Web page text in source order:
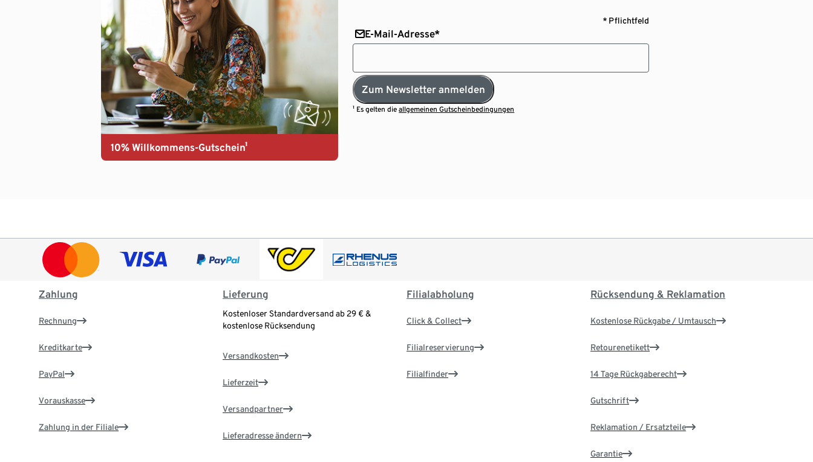
10% Willkommens-Gutschein¹
* Pflichtfeld
E-Mail-Adresse*
Zum Newsletter anmelden
¹ Es gelten dieallgemeinen Gutscheinbedingungen
Zahlung
Rechnung
Kreditkarte
PayPal
Vorauskasse
Zahlung in der Filiale
Lieferung
Kostenloser Standardversand ab 29 € &
kostenlose Rücksendung
Versandkosten
Lieferzeit
Versandpartner
Lieferadresse ändern
Filialabholung
Click & Collect
Filialreservierung
Filialfinder
Rücksendung & Reklamation
Kostenlose Rückgabe / Umtausch
Retourenetikett
14 Tage Rückgaberecht
Gutschrift
Reklamation / Ersatzteile
Garantie